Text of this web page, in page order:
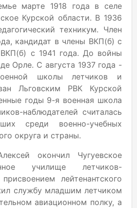
марте 1918 года в селе
Курской области. В 1936
техникум. Член
кандидат в члены ВКП(б) с
с 1941 года. До войны
Орле. С августа 1937 года -
школы летчиков и
Льговским РВК Курской
годы 9-я военная школа
наблюдателей считалась
среди военно-учебных
округа и страны.
окончил Чугуевское
училище летчиков-
лейтенантского
службу младшим летчиком
авиационном полку, а